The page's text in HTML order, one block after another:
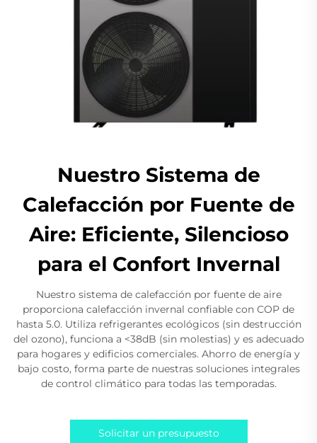
Nuestro Sistema de
Calefacción por Fuente de
Aire: Eficiente, Silencioso
para el Confort Invernal
Nuestro sistema de calefacción por fuente de aire
proporciona calefacción invernal confiable con COP de
hasta 5.0. Utiliza refrigerantes ecológicos (sin destrucción
del ozono), funciona a <38dB (sin molestias) y es adecuado
para hogares y edificios comerciales. Ahorro de energía y
bajo costo, forma parte de nuestras soluciones integrales
de control climático para todas las temporadas.
Solicitar un presupuesto